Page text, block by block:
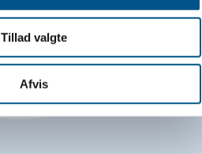
Tillad valgte
Afvis